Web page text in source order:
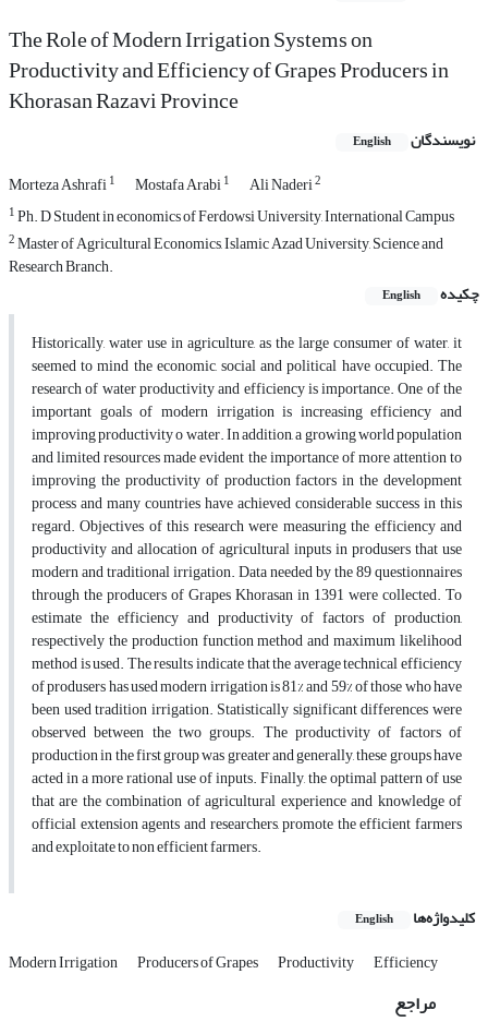
The Role of Modern Irrigation Systems on
Productivity and Efficiency of Grapes Producers in
Khorasan Razavi Province
نویسندگان English
Morteza Ashrafi1 Mostafa Arabi1 Ali Naderi2
1Ph. D Student in economics of Ferdowsi University, International Campus
2Master of Agricultural Economics, Islamic Azad University, Science and
Research Branch.
چکیده
English
Historically, water use in agriculture, as the large consumer of water, it
seemed to mind the economic, social and political have occupied. The
research of water productivity and efficiency is importance. One of the
important goals of modern irrigation is increasing efficiency and
improving productivity o water. In addition, a growing world population
and limited resources made evident the importance of more attention to
improving the productivity of production factors in the development
process and many countries have achieved considerable success in this
regard. Objectives of this research were measuring the efficiency and
productivity and allocation of agricultural inputs in produsers that use
modern and traditional irrigation. Data needed by the 89 questionnaires
through the producers of Grapes Khorasan in 1391 were collected. To
estimate the efficiency and productivity of factors of production,
respectively the production function method and maximum likelihood
method is used. The results indicate that the average technical efficiency
of produsers has used modern irrigation is 81% and 59% of those who have
been used tradition irrigation. Statistically significant differences were
observed between the two groups. The productivity of factors of
production in the first group was greater and generally, these groups have
acted in a more rational use of inputs. Finally, the optimal pattern of use
that are the combination of agricultural experience and knowledge of
official extension agents and researchers, promote the efficient farmers
and exploitate to non efficient farmers.
کلیدواژه‌ها English
Modern Irrigation Producers of Grapes Productivity Efficiency
مراجع